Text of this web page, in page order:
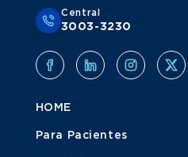
Central
3003-3230
HOME
Para Pacientes